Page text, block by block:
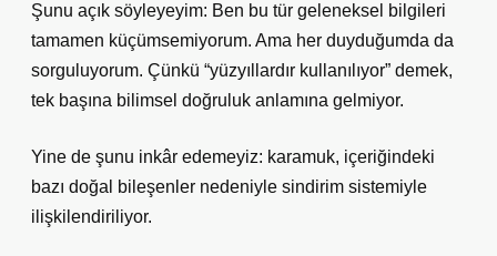
Şunu açık söyleyeyim: Ben bu tür geleneksel bilgileri
tamamen küçümsemiyorum. Ama her duyduğumda da
sorguluyorum. Çünkü “yüzyıllardır kullanılıyor” demek,
tek başına bilimsel doğruluk anlamına gelmiyor.
Yine de şunu inkâr edemeyiz: karamuk, içeriğindeki
bazı doğal bileşenler nedeniyle sindirim sistemiyle
ilişkilendiriliyor.